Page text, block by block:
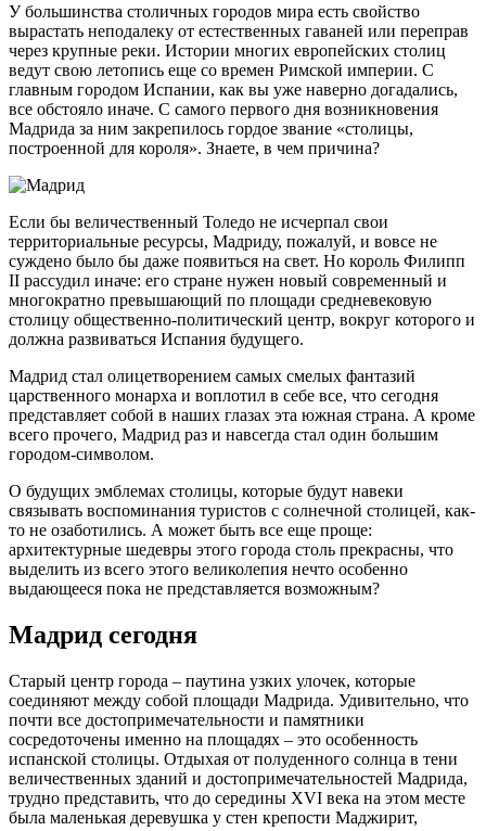
У большинства столичных городов мира есть свойство
вырастать неподалеку от естественных гаваней или переправ
через крупные реки. Истории многих европейских столиц
ведут свою летопись еще со времен Римской империи. С
главным городом Испании, как вы уже наверно догадались,
все обстояло иначе. С самого первого дня возникновения
Мадрида за ним закрепилось гордое звание «столицы,
построенной для короля». Знаете, в чем причина?
Если бы величественный Толедо не исчерпал свои
территориальные ресурсы, Мадриду, пожалуй, и вовсе не
суждено было бы даже появиться на свет. Но король Филипп
II рассудил иначе: его стране нужен новый современный и
многократно превышающий по площади средневековую
столицу общественно-политический центр, вокруг которого и
должна развиваться Испания будущего.
Мадрид стал олицетворением самых смелых фантазий
царственного монарха и воплотил в себе все, что сегодня
представляет собой в наших глазах эта южная страна. А кроме
всего прочего, Мадрид раз и навсегда стал один большим
городом-символом.
О будущих эмблемах столицы, которые будут навеки
связывать воспоминания туристов с солнечной столицей, как-
то не озаботились. А может быть все еще проще:
архитектурные шедевры этого города столь прекрасны, что
выделить из всего этого великолепия нечто особенно
выдающееся пока не представляется возможным?
Мадрид сегодня
Старый центр города – паутина узких улочек, которые
соединяют между собой площади Мадрида. Удивительно, что
почти все достопримечательности и памятники
сосредоточены именно на площадях – это особенность
испанской столицы. Отдыхая от полуденного солнца в тени
величественных зданий и достопримечательностей Мадрида,
трудно представить, что до середины XVI века на этом месте
была маленькая деревушка у стен крепости Маджирит,